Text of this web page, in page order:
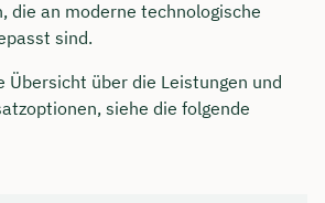
die an moderne technologische
sind.
Übersicht über die Leistungen und
siehe die folgende